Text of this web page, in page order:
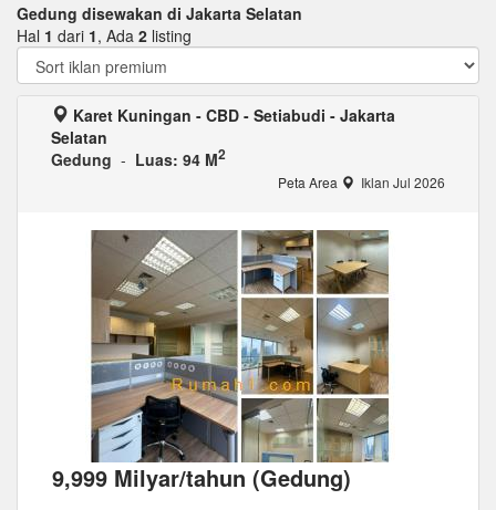
Gedung disewakan di Jakarta Selatan
Hal 1 dari 1, Ada 2 listing
Karet Kuningan - CBD - Setiabudi - Jakarta
Selatan
Gedung - Luas: 94 M2
Peta Area Iklan Jul 2026
9,999 Milyar/tahun (Gedung)